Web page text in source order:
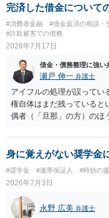
は更新しないことになりま
日ではなく期限の利益喪
か月程度経過しても支払い
ている）ですので、時効期
完済した借金について
#消費者金融 #借金返済の相談・
#詐欺被害での債務
2026年7月17日
借金・債務整理に強い
瀬戸 伸一 弁護士
アイフルの処理が誤ってい
権自体はまだ残っていると
偶者（「旦那」の方）のほ
援用という方法も取れる可
談にいくように説得されて
せない事情もあるかもし
いかもしれません。 配偶者
務を相談者様が相続すると
てからの方法もありますが
て相談にいくようにお話し
身に覚えがない奨学金
#奨学金 #連帯保証人 #時効の
2026年7月3日
永野 広美 弁護士